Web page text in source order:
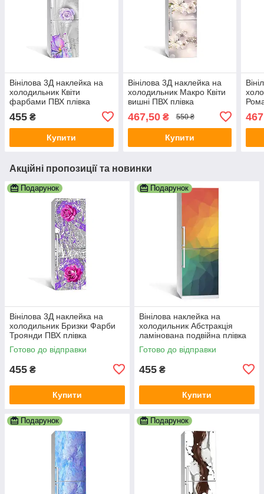
Вінілова 3Д наклейка на
холодильник Квіти
фарбами ПВХ плівка
Фіолетовий 600х1800 мм
455 ₴
Купити
Вінілова 3Д наклейка на
холодильник Макро Квіти
вишні ПВХ плівка
Бежевий 650х2000 мм
467,50₴ 550 ₴
Купити
Акційні пропозиції та новинки
Подарунок
Вінілова 3Д наклейка на
холодильник Бризки Фарби
Троянди ПВХ плівка
самоклеюча Абстракція
Фіолетовий
Готово до відправки
455 ₴
Купити
Подарунок
Вінілова наклейка на
холодильник Абстракція
ламінована подвійна плівка
фотодрук 600х1800 мм
Готово до відправки
455 ₴
Купити
Подарунок Подарунок